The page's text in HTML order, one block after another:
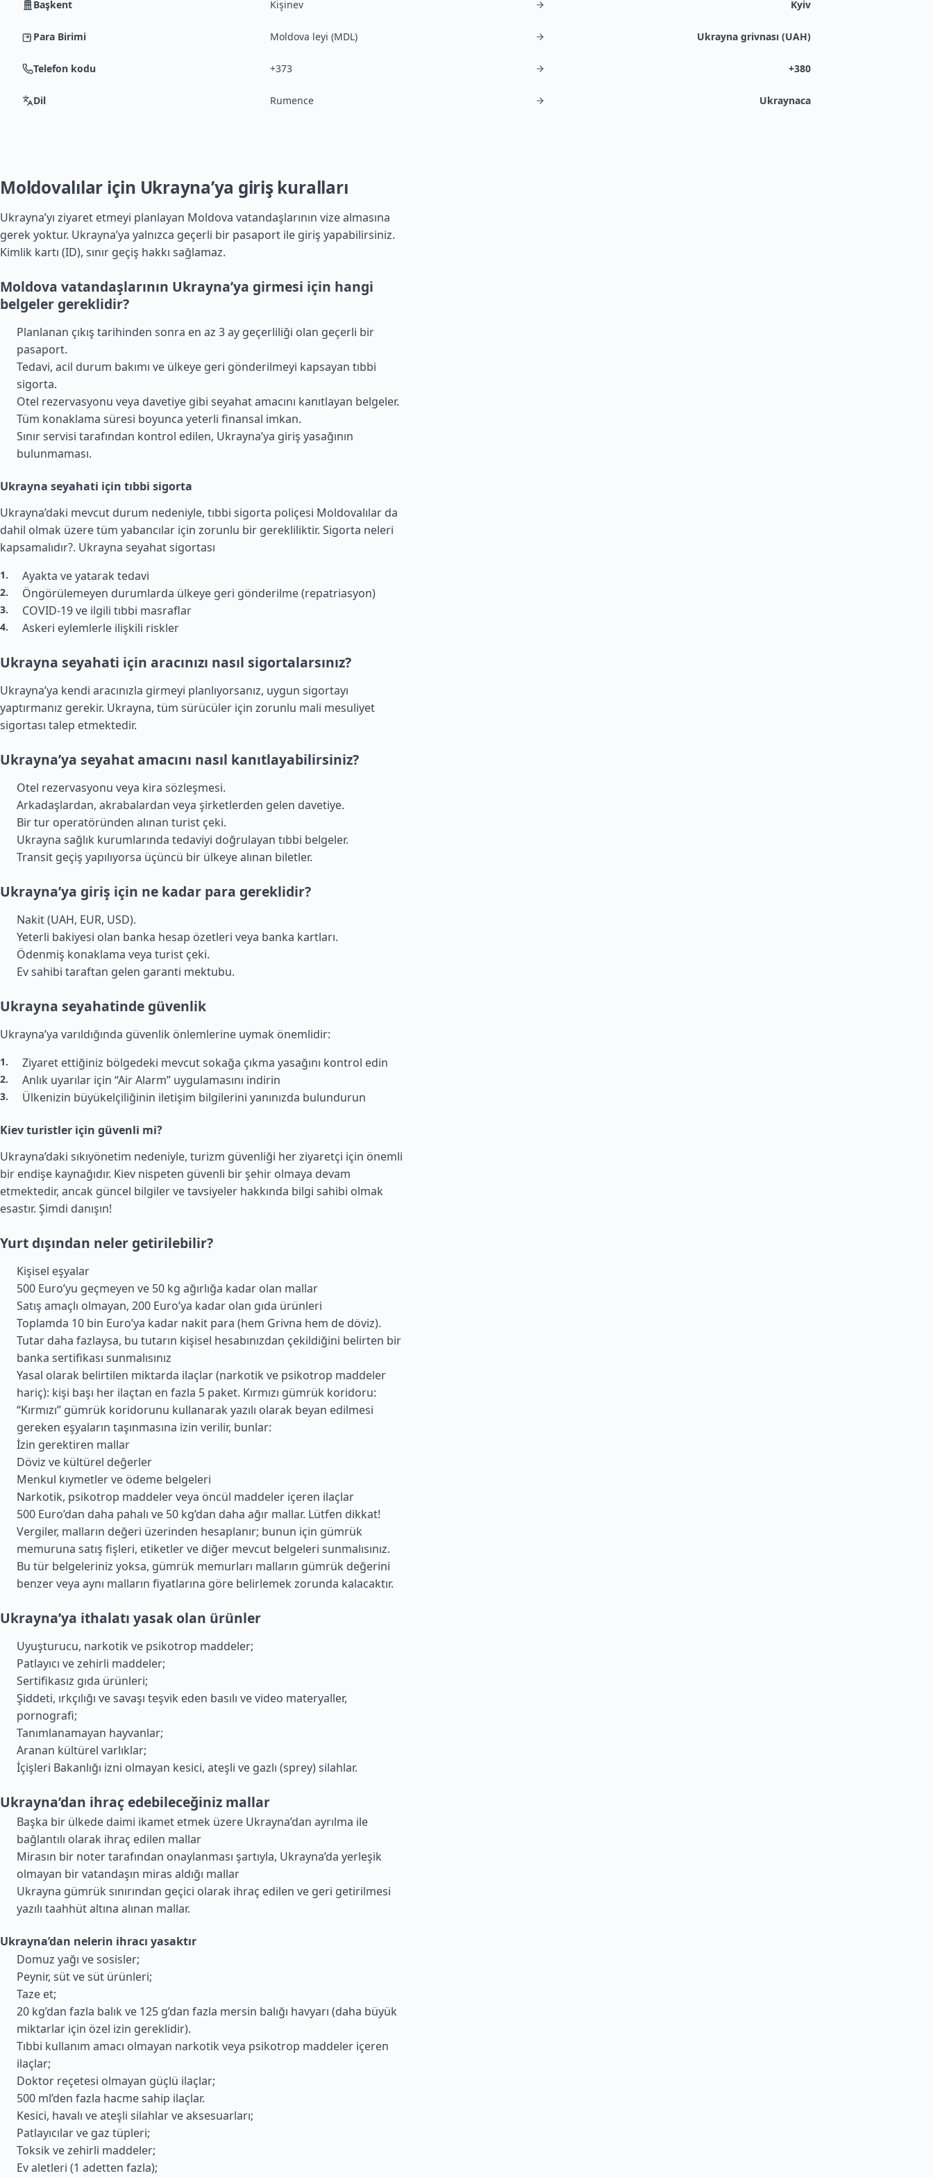
Başkent Kişinev Kyiv
Para Birimi Moldova leyi (MDL) Ukrayna grivnası (UAH)
Telefon kodu +373 +380
Dil Rumence Ukraynaca
Moldovalılar için Ukrayna’ya giriş kuralları
Ukrayna’yı ziyaret etmeyi planlayan Moldova vatandaşlarının vize almasına
gerek yoktur. Ukrayna’ya yalnızca geçerli bir pasaport ile giriş yapabilirsiniz.
Kimlik kartı (ID), sınır geçiş hakkı sağlamaz.
Moldova vatandaşlarının Ukrayna’ya girmesi için hangi
belgeler gereklidir?
Planlanan çıkış tarihinden sonra en az 3 ay geçerliliği olan geçerli bir
pasaport.
Tedavi, acil durum bakımı ve ülkeye geri gönderilmeyi kapsayan tıbbi
sigorta.
Otel rezervasyonu veya davetiye gibi seyahat amacını kanıtlayan belgeler.
Tüm konaklama süresi boyunca yeterli finansal imkan.
Sınır servisi tarafından kontrol edilen, Ukrayna’ya giriş yasağının
bulunmaması.
Ukrayna seyahati için tıbbi sigorta
Ukrayna’daki mevcut durum nedeniyle, tıbbi sigorta poliçesi Moldovalılar da
dahil olmak üzere tüm yabancılar için zorunlu bir gerekliliktir. Sigorta neleri
kapsamalıdır?. Ukrayna seyahat sigortası
Ayakta ve yatarak tedavi
Öngörülemeyen durumlarda ülkeye geri gönderilme (repatriasyon)
COVID-19 ve ilgili tıbbi masraflar
Askeri eylemlerle ilişkili riskler
Ukrayna seyahati için aracınızı nasıl sigortalarsınız?
Ukrayna’ya kendi aracınızla girmeyi planlıyorsanız, uygun sigortayı
yaptırmanız gerekir. Ukrayna, tüm sürücüler için zorunlu mali mesuliyet
sigortası talep etmektedir.
Ukrayna’ya seyahat amacını nasıl kanıtlayabilirsiniz?
Otel rezervasyonu veya kira sözleşmesi.
Arkadaşlardan, akrabalardan veya şirketlerden gelen davetiye.
Bir tur operatöründen alınan turist çeki.
Ukrayna sağlık kurumlarında tedaviyi doğrulayan tıbbi belgeler.
Transit geçiş yapılıyorsa üçüncü bir ülkeye alınan biletler.
Ukrayna’ya giriş için ne kadar para gereklidir?
Nakit (UAH, EUR, USD).
Yeterli bakiyesi olan banka hesap özetleri veya banka kartları.
Ödenmiş konaklama veya turist çeki.
Ev sahibi taraftan gelen garanti mektubu.
Ukrayna seyahatinde güvenlik
Ukrayna’ya varıldığında güvenlik önlemlerine uymak önemlidir:
Ziyaret ettiğiniz bölgedeki mevcut sokağa çıkma yasağını kontrol edin
Anlık uyarılar için “Air Alarm” uygulamasını indirin
Ülkenizin büyükelçiliğinin iletişim bilgilerini yanınızda bulundurun
Kiev turistler için güvenli mi?
Ukrayna’daki sıkıyönetim nedeniyle, turizm güvenliği her ziyaretçi için önemli
bir endişe kaynağıdır. Kiev nispeten güvenli bir şehir olmaya devam
etmektedir, ancak güncel bilgiler ve tavsiyeler hakkında bilgi sahibi olmak
esastır. Şimdi danışın!
Yurt dışından neler getirilebilir?
Kişisel eşyalar
500 Euro’yu geçmeyen ve 50 kg ağırlığa kadar olan mallar
Satış amaçlı olmayan, 200 Euro’ya kadar olan gıda ürünleri
Toplamda 10 bin Euro’ya kadar nakit para (hem Grivna hem de döviz).
Tutar daha fazlaysa, bu tutarın kişisel hesabınızdan çekildiğini belirten bir
banka sertifikası sunmalısınız
Yasal olarak belirtilen miktarda ilaçlar (narkotik ve psikotrop maddeler
hariç): kişi başı her ilaçtan en fazla 5 paket. Kırmızı gümrük koridoru:
“Kırmızı” gümrük koridorunu kullanarak yazılı olarak beyan edilmesi
gereken eşyaların taşınmasına izin verilir, bunlar:
İzin gerektiren mallar
Döviz ve kültürel değerler
Menkul kıymetler ve ödeme belgeleri
Narkotik, psikotrop maddeler veya öncül maddeler içeren ilaçlar
500 Euro’dan daha pahalı ve 50 kg’dan daha ağır mallar. Lütfen dikkat!
Vergiler, malların değeri üzerinden hesaplanır; bunun için gümrük
memuruna satış fişleri, etiketler ve diğer mevcut belgeleri sunmalısınız.
Bu tür belgeleriniz yoksa, gümrük memurları malların gümrük değerini
benzer veya aynı malların fiyatlarına göre belirlemek zorunda kalacaktır.
Ukrayna’ya ithalatı yasak olan ürünler
Uyuşturucu, narkotik ve psikotrop maddeler;
Patlayıcı ve zehirli maddeler;
Sertifikasız gıda ürünleri;
Şiddeti, ırkçılığı ve savaşı teşvik eden basılı ve video materyaller,
pornografi;
Tanımlanamayan hayvanlar;
Aranan kültürel varlıklar;
İçişleri Bakanlığı izni olmayan kesici, ateşli ve gazlı (sprey) silahlar.
Ukrayna’dan ihraç edebileceğiniz mallar
Başka bir ülkede daimi ikamet etmek üzere Ukrayna’dan ayrılma ile
bağlantılı olarak ihraç edilen mallar
Mirasın bir noter tarafından onaylanması şartıyla, Ukrayna’da yerleşik
olmayan bir vatandaşın miras aldığı mallar
Ukrayna gümrük sınırından geçici olarak ihraç edilen ve geri getirilmesi
yazılı taahhüt altına alınan mallar.
Ukrayna’dan nelerin ihracı yasaktır
Domuz yağı ve sosisler;
Peynir, süt ve süt ürünleri;
Taze et;
20 kg’dan fazla balık ve 125 g’dan fazla mersin balığı havyarı (daha büyük
miktarlar için özel izin gereklidir).
Tıbbi kullanım amacı olmayan narkotik veya psikotrop maddeler içeren
ilaçlar;
Doktor reçetesi olmayan güçlü ilaçlar;
500 ml’den fazla hacme sahip ilaçlar.
Kesici, havalı ve ateşli silahlar ve aksesuarları;
Patlayıcılar ve gaz tüpleri;
Toksik ve zehirli maddeler;
Ev aletleri (1 adetten fazla);